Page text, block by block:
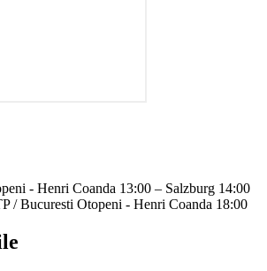
- Henri Coanda 13:00 – Salzburg 14:00
/ Bucuresti Otopeni - Henri Coanda 18:00